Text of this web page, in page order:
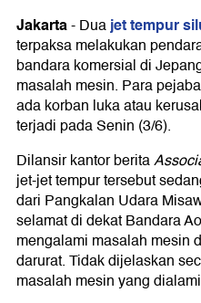
Jakarta-Duajet tempur
terpaksa melakukan
bandara komersial di
masalah mesin. Para
ada korban luka atau
terjadi pada Senin (3/6).
Dilansir kantor berita
jet-jet tempur tersebut
dari Pangkalan Udara
selamat di dekat Bandara
mengalami masalah mesin
darurat. Tidak dijelaskan
masalah mesin yang